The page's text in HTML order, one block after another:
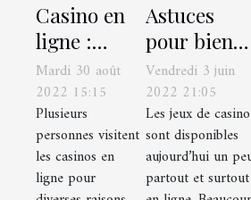
Casino en
ligne :
quelques
étapes pour
booster les
chances de
gagner de
Mardi 30 août
2022 15:15
Plusieurs
personnes visitent
les casinos en
ligne pour
Astuces
pour bien
gagner au
casino
Vendredi 3 juin
2022 21:05
Les jeux de casino
sont disponibles
aujourd’hui un
partout et surtout